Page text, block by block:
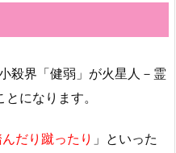
殺界「健弱」が火星人－霊
になります。
だり蹴ったり 」といった